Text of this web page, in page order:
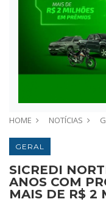
HOME NOTÍCIAS
GERAL
SICREDI
ANOS COM
MAIS DE R$ 2